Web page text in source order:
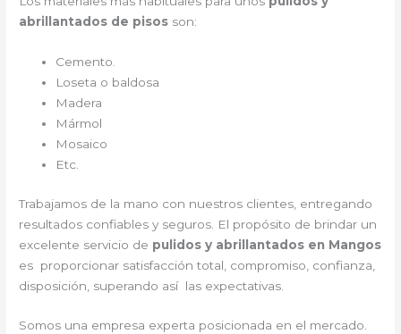
abrillantados de pisos son:
Cemento.
Loseta o baldosa
Madera
Mármol
Mosaico
Etc.
Trabajamos de la mano con nuestros clientes, entregando
resultados confiables y seguros. El propósito de brindar un
excelente servicio de pulidos y abrillantados en Mangos
es proporcionar satisfacción total, compromiso, confianza,
disposición, superando así las expectativas.
Somos una empresa experta posicionada en el mercado.